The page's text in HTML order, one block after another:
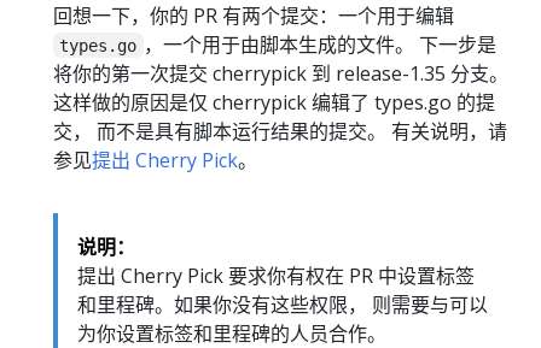
回想一下，你的 PR 有两个提交：一个用于编辑
types.go ，一个用于由脚本生成的文件。 下一步是
将你的第一次提交 cherrypick 到 release-1.35 分支。
这样做的原因是仅 cherrypick 编辑了 types.go 的提
交， 而不是具有脚本运行结果的提交。 有关说明，请
参见提出 Cherry Pick。
说明：
提出 Cherry Pick 要求你有权在 PR 中设置标签
和里程碑。如果你没有这些权限， 则需要与可以
为你设置标签和里程碑的人员合作。